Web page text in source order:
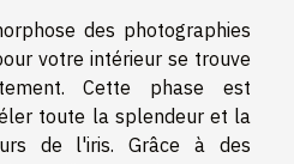
des photographies
votre intérieur se trouve
Cette phase est
toute la splendeur et la
de l'iris. Grâce à des